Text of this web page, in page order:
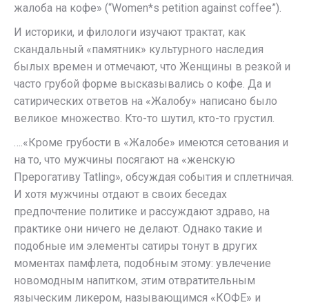
жалоба на кофе» (“Women*s petition against coffee”).
И историки, и филологи изучают трактат, как
скандальный «памятник» культурного наследия
былых времен и отмечают, что Женщины в резкой и
часто грубой форме высказывались о кофе. Да и
сатирических ответов на «Жалобу» написано было
великое множество. Кто-то шутил, кто-то грустил.
….«Кроме грубости в «Жалобе» имеются сетования и
на то, что мужчины посягают на «женскую
Прерогативу Tatling», обсуждая события и сплетничая.
И хотя мужчины отдают в своих беседах
предпочтение политике и рассуждают здраво, на
практике они ничего не делают. Однако такие и
подобные им элементы сатиры тонут в других
моментах памфлета, подобным этому: увлечение
новомодным напитком, этим отвратительным
языческим ликером, называющимся «КОФЕ» и